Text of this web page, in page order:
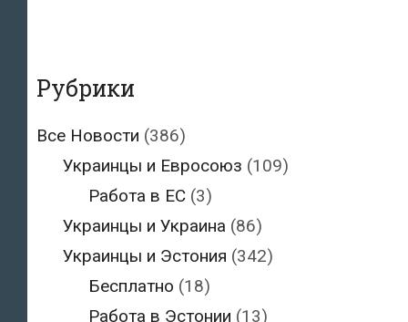
Рубрики
Все Новости (386)
Украинцы и Евросоюз (109)
Работа в ЕС (3)
Украинцы и Украина (86)
Украинцы и Эстония (342)
Бесплатно (18)
Работа в Эстонии (13)